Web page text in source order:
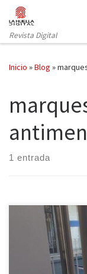
Saltar al contenido
Revista Digital
Inicio »Blog »
1 entrada
Los vecinos y
meses al cambio